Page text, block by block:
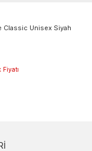
Classic Unisex Siyah